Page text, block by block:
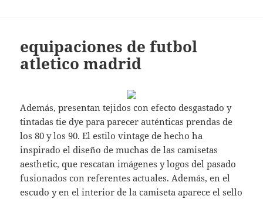
equipaciones de futbol
atletico madrid
Además, presentan tejidos con efecto desgastado y
tintadas tie dye para parecer auténticas prendas de
los 80 y los 90. El estilo vintage de hecho ha
inspirado el diseño de muchas de las camisetas
aesthetic, que rescatan imágenes y logos del pasado
fusionados con referentes actuales. Además, en el
escudo y en el interior de la camiseta aparece el sello